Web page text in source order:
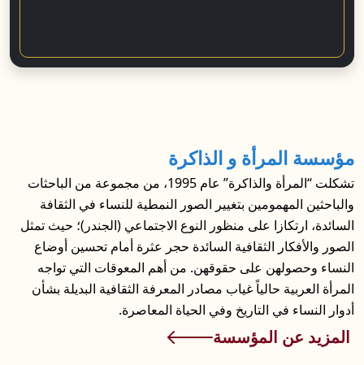
مؤسسة المرأة و الذاكرة
تشكلت “المرأة والذاكرة” عام 1995، من مجموعة من الباحثات
والباحثين المهمومين بتغيير الصور النمطية للنساء في الثقافة
السائدة، ارتكازا على منظور النوع الاجتماعي (الجندر)؛ حيث تمثل
الصور والأفكار الثقافية السائدة حجر عثرة أمام تحسين أوضاع
النساء وحصولهن على حقوقهن. من أهم المعوقات التي تواجه
المرأة العربية حالياً غياب مصادر المعرفة الثقافية البديلة بشأن
أدوار النساء في التاريخ وفي الحياة المعاصرة.
المزيد عن المؤسسة